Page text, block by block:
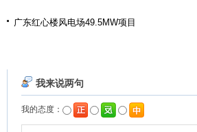
广东红心楼风电场49.5MW项目